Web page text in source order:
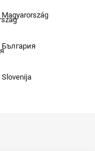
Magyarország
България
Slovenija